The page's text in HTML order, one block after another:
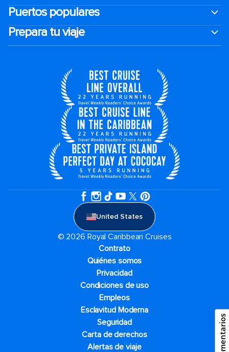
Puertos populares
Prepara tu viaje
United States
© 2026 Royal Caribbean Cruises
Contrato
Quiénes somos
Privacidad
Condiciones de uso
Empleos
Esclavitud Moderna
Seguridad
Carta de derechos
Alertas de viaje
Comentarios